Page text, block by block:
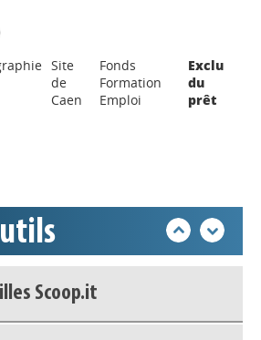
Site
de
Caen
Fonds
Formation
Emploi
Exclu
du
prêt
une actu !
Scoop.it